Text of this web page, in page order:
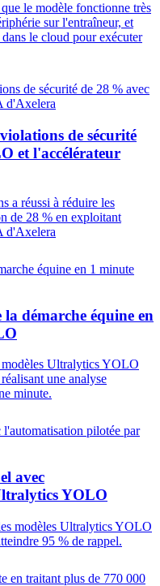
le modèle fonctionne très
sur l'entraîneur, et
le cloud pour exécuter
de sécurité
et l'accélérateur
a réussi à réduire les
de 28 % en exploitant
d'Axelera
démarche équine en
Ultralytics YOLO
une analyse
minute.
avec
YOLO
modèles Ultralytics YOLO
95 % de rappel.